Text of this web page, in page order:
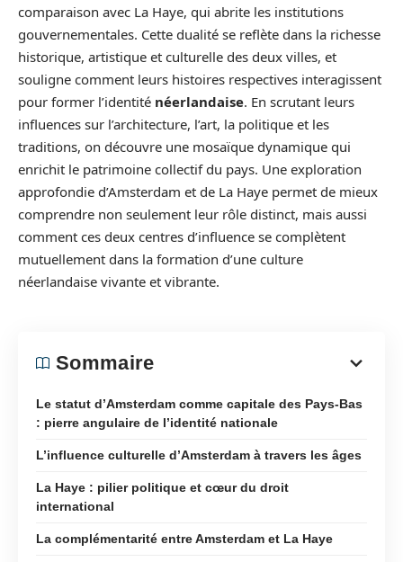
comparaison avec La Haye, qui abrite les institutions
gouvernementales. Cette dualité se reflète dans la richesse
historique, artistique et culturelle des deux villes, et
souligne comment leurs histoires respectives interagissent
pour former l’identité néerlandaise. En scrutant leurs
influences sur l’architecture, l’art, la politique et les
traditions, on découvre une mosaïque dynamique qui
enrichit le patrimoine collectif du pays. Une exploration
approfondie d’Amsterdam et de La Haye permet de mieux
comprendre non seulement leur rôle distinct, mais aussi
comment ces deux centres d’influence se complètent
mutuellement dans la formation d’une culture
néerlandaise vivante et vibrante.
Sommaire
Le statut d’Amsterdam comme capitale des Pays-Bas
: pierre angulaire de l’identité nationale
L’influence culturelle d’Amsterdam à travers les âges
La Haye : pilier politique et cœur du droit
international
La complémentarité entre Amsterdam et La Haye